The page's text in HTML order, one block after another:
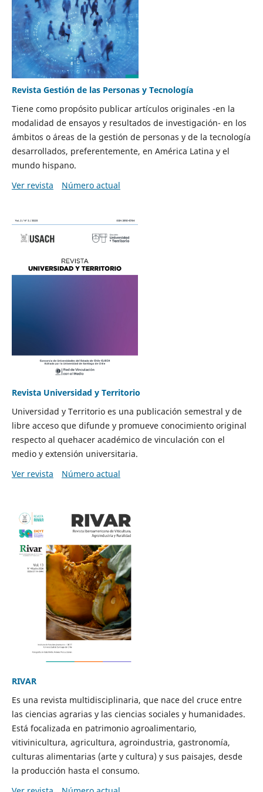
Revista Gestión de las Personas y Tecnología
Tiene como propósito publicar artículos originales -en la
modalidad de ensayos y resultados de investigación- en los
ámbitos o áreas de la gestión de personas y de la tecnología
desarrollados, preferentemente, en América Latina y el
mundo hispano.
Ver revista
Número actual
Revista Universidad y Territorio
Universidad y Territorio es una publicación semestral y de
libre acceso que difunde y promueve conocimiento original
respecto al quehacer académico de vinculación con el
medio y extensión universitaria.
Ver revista
Número actual
RIVAR
Es una revista multidisciplinaria, que nace del cruce entre
las ciencias agrarias y las ciencias sociales y humanidades.
Está focalizada en patrimonio agroalimentario,
vitivinicultura, agricultura, agroindustria, gastronomía,
culturas alimentarias (arte y cultura) y sus paisajes, desde
la producción hasta el consumo.